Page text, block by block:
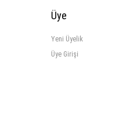
Üye
Yeni Üyelik
Üye Girişi